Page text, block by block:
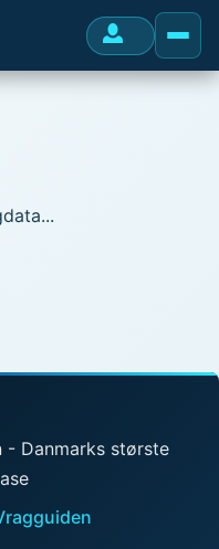
Danmarks største